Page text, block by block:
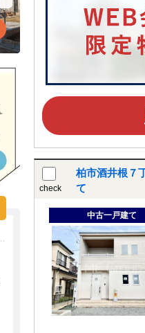
check
柏市酒井根７
て
中古一戸建て